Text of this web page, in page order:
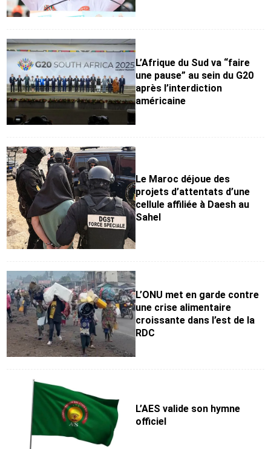
L’Afrique du Sud va “faire
une pause” au sein du G20
après l’interdiction
américaine
Le Maroc déjoue des
projets d’attentats d’une
cellule affiliée à Daesh au
Sahel
L’ONU met en garde contre
une crise alimentaire
croissante dans l’est de la
RDC
L’AES valide son hymne
officiel